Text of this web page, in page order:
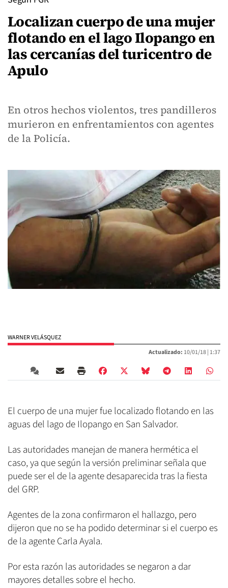
Localizan cuerpo de una mujer
flotando en el lago Ilopango en
las cercanías del turicentro de
Apulo
En otros hechos violentos, tres pandilleros
murieron en enfrentamientos con agentes
de la Policía.
WARNER VELÁSQUEZ
Actualizado: 10/01/18 | 1:37
El cuerpo de una mujer fue localizado flotando en las
aguas del lago de Ilopango en San Salvador.
Las autoridades manejan de manera hermética el
caso, ya que según la versión preliminar señala que
puede ser el de la agente desaparecida tras la fiesta
del GRP.
Agentes de la zona confirmaron el hallazgo, pero
dijeron que no se ha podido determinar si el cuerpo es
de la agente Carla Ayala.
Por esta razón las autoridades se negaron a dar
mayores detalles sobre el hecho.